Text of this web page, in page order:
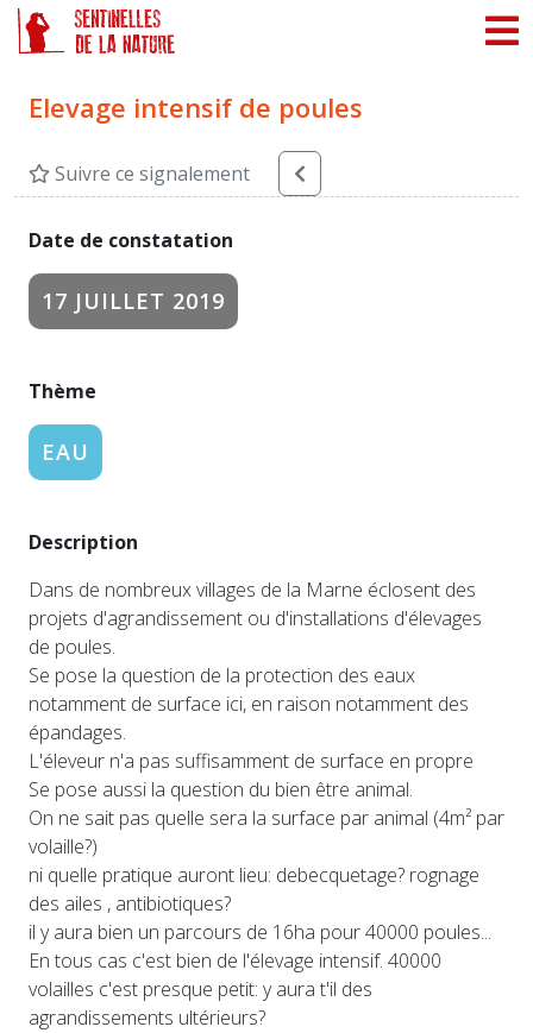
Elevage intensif de poules
Suivre ce signalement
Date de constatation
17 JUILLET 2019
Thème
EAU
Description
Dans de nombreux villages de la Marne éclosent des
projets d'agrandissement ou d'installations d'élevages
de poules.
Se pose la question de la protection des eaux
notamment de surface ici, en raison notamment des
épandages.
L'éleveur n'a pas suffisamment de surface en propre
Se pose aussi la question du bien être animal.
On ne sait pas quelle sera la surface par animal (4m² par
volaille?)
ni quelle pratique auront lieu: debecquetage? rognage
des ailes , antibiotiques?
il y aura bien un parcours de 16ha pour 40000 poules...
En tous cas c'est bien de l'élevage intensif. 40000
volailles c'est presque petit: y aura t'il des
agrandissements ultérieurs?
Panneau de gestion des cookies